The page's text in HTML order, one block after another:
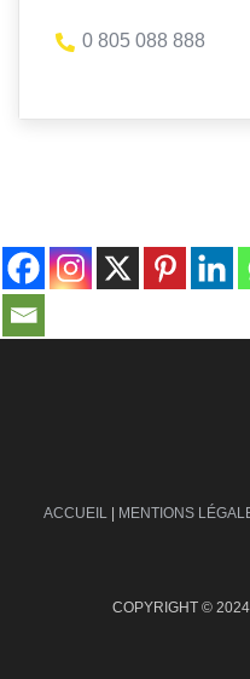
0 805 088 888
ACCUEIL | MENTIONS
COPYRIGHT ©